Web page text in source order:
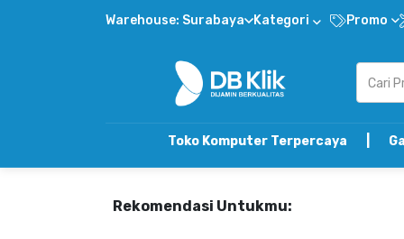
Warehouse: Surabaya Kategori Promo
Toko Komputer Terpercaya | Gabung DB
Rekomendasi Untukmu: